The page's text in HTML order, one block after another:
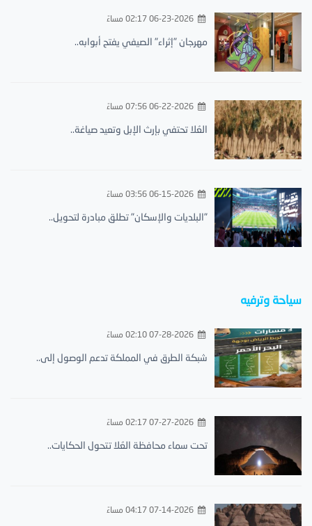
06-23-2026 02:17 مساءً
مهرجان "إثراء" الصيفي يفتح أبوابه..
06-22-2026 07:56 مساءً
العُلا تحتفي بإرث الإبل وتعيد صياغة..
06-15-2026 03:56 مساءً
"البلديات والإسكان" تطلق مبادرة لتحويل..
سياحة وترفيه
07-28-2026 02:10 مساءً
شبكة الطرق في المملكة تدعم الوصول إلى..
07-27-2026 02:17 مساءً
تحت سماء محافظة العُلا تتحول الحكايات..
07-14-2026 04:17 مساءً